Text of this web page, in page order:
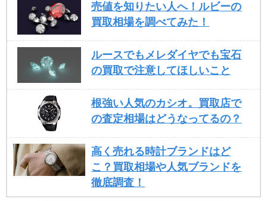
売値を知りたい人へ！ルビーの
買取相場を調べてみた！
ルースでもメレダイヤでも宝石
の買取で注意してほしいこと
根強い人気のカシオ。買取店で
の査定相場はどうなってるの？
高く売れる時計ブランドはど
こ？買取相場や人気ブランドを
徹底調査！